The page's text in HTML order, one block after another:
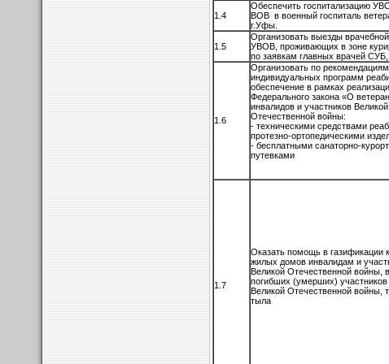
1.4
Обеспечить госпитализацию
ВОВ в военный госпиталь
г.Уфы.
1.5
Организовать выезды
УВОВ, проживающих в зоне
по заявкам главных врачей
1.6
Организовать по рекомендациям
индивидуальных программ
обеспечение в рамках
Федерального закона «О
инвалидов и участников Великой
Отечественной войны:
- техническими средствами
протезно-ортопедическими
- бесплатными санаторно-
путевками
1.7
Оказать помощь в газификации
жилых домов инвалидам и
Великой Отечественной войны,
погибших (умерших) участников
Великой Отечественной войны,
тыла